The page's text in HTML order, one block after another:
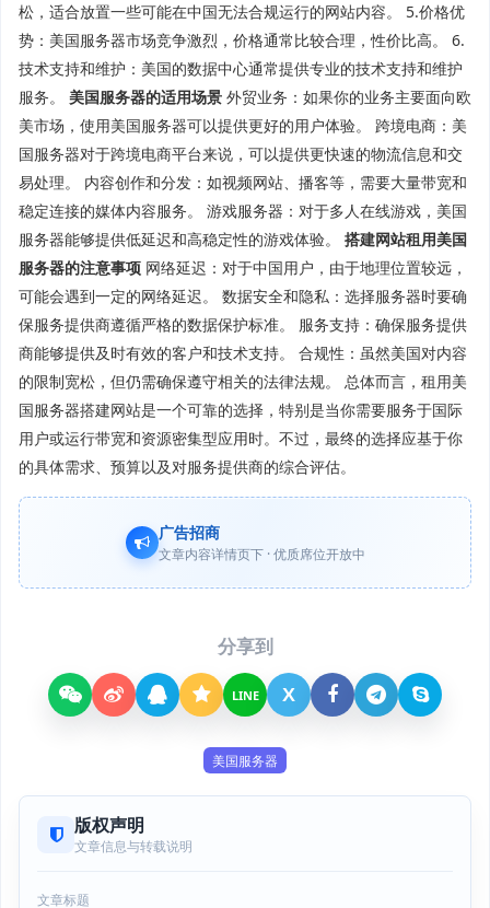
松，适合放置一些可能在中国无法合规运行的网站内容。 5.价格优
势：美国服务器市场竞争激烈，价格通常比较合理，性价比高。 6.
技术支持和维护：美国的数据中心通常提供专业的技术支持和维护
服务。 美国服务器的适用场景 外贸业务：如果你的业务主要面向欧
美市场，使用美国服务器可以提供更好的用户体验。 跨境电商：美
国服务器对于跨境电商平台来说，可以提供更快速的物流信息和交
易处理。 内容创作和分发：如视频网站、播客等，需要大量带宽和
稳定连接的媒体内容服务。 游戏服务器：对于多人在线游戏，美国
服务器能够提供低延迟和高稳定性的游戏体验。 搭建网站租用美国
服务器的注意事项 网络延迟：对于中国用户，由于地理位置较远，
可能会遇到一定的网络延迟。 数据安全和隐私：选择服务器时要确
保服务提供商遵循严格的数据保护标准。 服务支持：确保服务提供
商能够提供及时有效的客户和技术支持。 合规性：虽然美国对内容
的限制宽松，但仍需确保遵守相关的法律法规。 总体而言，租用美
国服务器搭建网站是一个可靠的选择，特别是当你需要服务于国际
用户或运行带宽和资源密集型应用时。不过，最终的选择应基于你
的具体需求、预算以及对服务提供商的综合评估。
广告招商
文章内容详情页下 · 优质席位开放中
分享到
LINE X
美国服务器
版权声明
文章信息与转载说明
文章标题